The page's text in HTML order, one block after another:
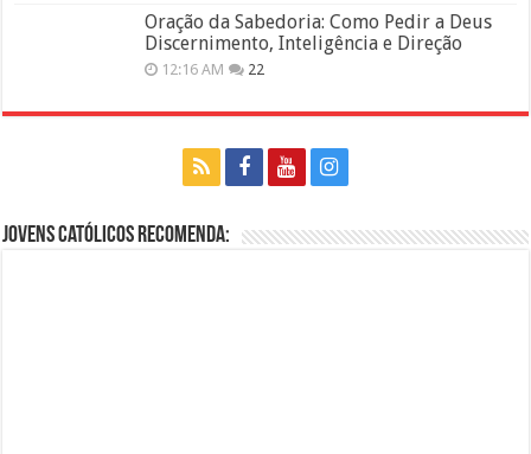
Oração da Sabedoria: Como Pedir a Deus
Discernimento, Inteligência e Direção
12:16 AM 22
Jovens Católicos Recomenda: